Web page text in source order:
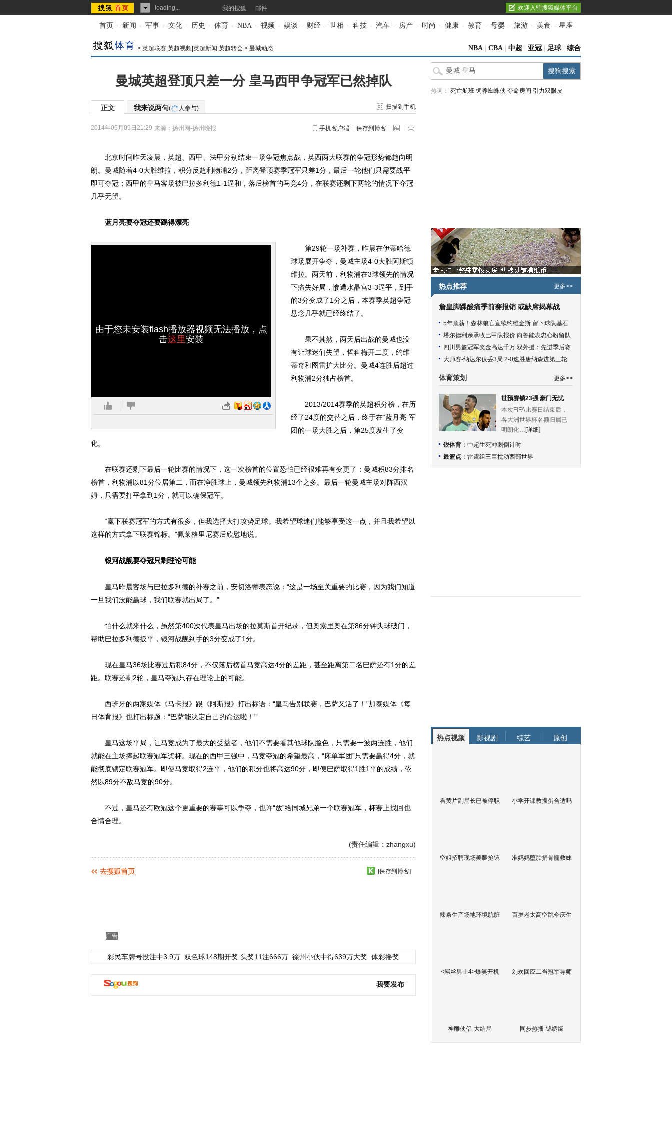
loading... 我的搜狐 邮件 欢迎入驻搜狐媒体平台
首页 - 新闻 - 军事 - 文化 - 历史 - 体育 - NBA - 视频 - 娱谈 - 财经 - 世相 - 科技 - 汽车 - 房产 - 时尚 - 健康 - 教育 - 母婴 - 旅游 - 美食 - 星座
> 英超联赛|英超视频|英超新闻|英超转会 > 曼城动态 NBA CBA 中超 亚冠 足球 综合
曼城英超登顶只差一分 皇马西甲争冠军已然掉队
正文 我来说两句( 人参与) 扫描到手机
2014年05月09日21:29 来源： 扬州网-扬州晚报 手机客户端 保存到博客
北京时间昨天凌晨， 英超 西甲
、法甲分别结束一场争冠焦点战，英西两大联赛的争冠形势都趋向明
朗。 曼城随着4-0大胜维拉，积分反超利物浦2分，距离登顶赛季冠军只差1分，最后一轮他们只需要战平
即可夺冠；西甲的皇马客场被巴拉多利德1-1逼和，落后榜首的马竞4分，在联赛还剩下两轮的情况下夺冠
几乎无望。
蓝月亮要夺冠还要踢得漂亮
由于您未安装flash播放器视频无法播放，点
击这里安装
第29轮一场补赛，昨晨在伊蒂哈德
球场展开争夺，曼城主场4-0大胜阿斯顿
维拉。两天前，利物浦在3球领先的情况
下痛失好局，惨遭水晶宫3-3逼平，到手
的3分变成了1分之后，本赛季英超争冠
悬念几乎就已经终结了。
果不其然，两天后出战的曼城也没
有让球迷们失望， 哲科梅开二度，约维
蒂奇和图雷扩大比分。曼城4连胜后超过
利物浦2分独占榜首。
2013/2014赛季的英超积分榜，在历
经了24度的交替之后，终于在“蓝月亮”军
团的一场大胜之后，第25度发生了变
化。
在联赛还剩下最后一轮比赛的情况下，这一次榜首的位置恐怕已经很难再有变更了：曼城积83分排名
榜首，利物浦以81分位居第二，而在净胜球上，曼城领先利物浦13个之多。最后一轮曼城主场对阵西汉
姆 ，只需要打平拿到1分，就可以确保冠军。
“赢下联赛冠军的方式有很多，但我选择大打攻势足球。我希望球迷们能够享受这一点，并且我希望以
这样的方式拿下联赛锦标。”佩莱格里尼赛后欣慰地说。
银河战舰要夺冠只剩理论可能
皇马昨晨客场与巴拉多利德的补赛之前，安切洛蒂表态说：“这是一场至关重要的比赛，因为我们知道
一旦我们没能赢球，我们联赛就出局了。”
怕什么就来什么，虽然第400次代表皇马出场的拉莫斯首开纪录，但奥索里奥在第86分钟头球破门，
帮助巴拉多利德扳平，银河战舰到手的3分变成了1分。
现在皇马36场比赛过后积84分，不仅落后榜首马竞高达4分的差距，甚至距离第二名巴萨还有1分的差
距。联赛还剩2轮，皇马夺冠只存在理论上的可能。
西班牙的两家媒体《马卡报》跟《阿斯报》打出标语：“皇马告别联赛，巴萨又活了！”加泰媒体《每
日体育报》也打出标题：“巴萨能决定自己的命运啦！”
皇马这场平局，让马竞成为了最大的受益者，他们不需要看其他球队脸色，只需要一波两连胜，他们
就能在主场捧起联赛冠军奖杯。现在的西甲三强中，马竞夺冠的希望最高，“床单军团”只需要赢得4分，就
能彻底锁定联赛冠军。即使马竞取得2连平，他们的积分也将高达90分，即便巴萨取得1胜1平的成绩，依
然以89分不敌马竞的90分。
不过，皇马还有欧冠这个更重要的赛事可以争夺，也许“放”给同城兄弟一个联赛冠军，杯赛上找回也
合情合理。
(责任编辑：zhangxu)
[保存到博客]
广告
彩民车牌号投注中3.9万 双色球148期开奖:头奖11注666万 徐州小伙中得639万大奖 体彩摇奖
我要发布
热词： 死亡航班 饲养蜘蛛侠 夺命房间 引力双眼皮
热点推荐 更多>>
詹皇脚踝酸痛季前赛报销 或缺席揭幕战
5年顶薪！森林狼官宣续约维金斯 留下球队基石
塔尔德利亲承收巴甲队报价 向鲁能表忠心盼留队
四川男篮冠军奖金高达千万 双外援：先进季后赛
大师赛-纳达尔仅丢3局 2-0速胜唐纳森进第三轮
体育策划 更多>>
世预赛锁23强 豪门无忧
本次FIFA比赛日结束后，
各大洲世界杯名额归属已
明朗化… [详细]
锐体育 ： 中超生死冲刺倒计时
最篮点 ： 雷霆组三巨搅动西部世界
热点视频 影视剧 综艺 原创
看黄片副局长已被停职 小学开课教掼蛋合适吗
空姐招聘现场美腿抢镜 准妈妈堕胎捐骨髓救妹
辣条生产场地环境肮脏 百岁老太高空跳伞庆生
<屌丝男士4>爆笑开机 刘欢回应二当冠军导师
神雕侠侣-大结局 同步热播-锦绣缘